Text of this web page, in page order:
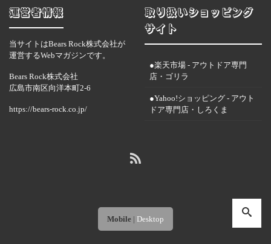
運営者情報
当サイトはBears Rock株式会社が
運営するWebマガジンです。
Bears Rock株式会社
広島市南区向洋本町2-6
https://bears-rock.co.jp/
取り扱いショッピング
サイト
●楽天市場 - アウトドア専門
店・ゴリラ
●Yahoo!ショッピング - アウト
ドア専門店・しろくま
Mobile | Desktop